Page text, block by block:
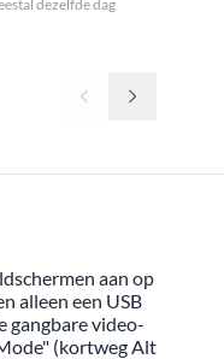
dezelfde dag
aan op
alleen een USB
gangbare video-
(kortweg Alt